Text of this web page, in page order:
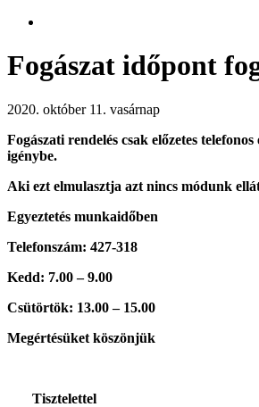
Fogászat időpont
2020. október 11. vasárnap
Fogászati rendelés csak előzetes
igénybe.
Aki ezt elmulasztja azt nincs módunk
Egyeztetés munkaidőben
Telefonszám: 427-318
Kedd: 7.00 – 9.00
Csütörtök: 13.00 – 15.00
Megértésüket köszönjük
Tisztelettel